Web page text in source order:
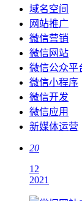
域名空间
网站推广
微信营销
微信网站
微信公众平
微信小程序
微信开发
微信应用
新媒体运营
20
12
2021